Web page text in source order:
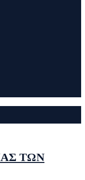
ΤΩΝ